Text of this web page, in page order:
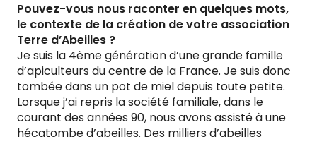
Pouvez-vous nous raconter en quelques mots,
le contexte de la création de votre association
Terre d’Abeilles ?
Je suis la 4ème génération d’une grande famille
d’apiculteurs du centre de la France. Je suis donc
tombée dans un pot de miel depuis toute petite.
Lorsque j’ai repris la société familiale, dans le
courant des années 90, nous avons assisté à une
hécatombe d’abeilles. Des milliers d’abeilles